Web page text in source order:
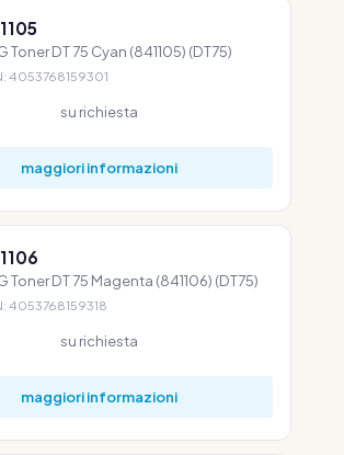
Toner DT 75 Cyan (841105) (DT75)
4053768159301
su richiesta
maggiori informazioni
Toner DT 75 Magenta (841106) (DT75)
4053768159318
su richiesta
maggiori informazioni